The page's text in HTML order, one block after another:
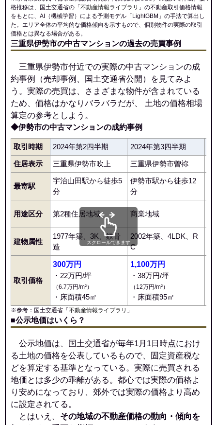
格推移は、国土交通省の「 不動産情報ライブラリ 」の不動産取引価格情報
をもとに、AI（機械学習）による予測モデル「LightGBM」の手法で算出し
た。エリア全体の平均的な価格傾向を示すもので、個別物件の実際の取引
価格とは異なる場合がある。
三重県伊勢市の中古マンションの過去の売買事例
三重県伊勢市付近での実際の中古マンションの成
約事例（売却事例、国土交通省公開）を見てみよ
う。実際の売買は、さまざまな物件が含まれている
ため、価格はかなりバラバラだが、 土地の価格相場
算定の参考としよう。
◆伊勢市の中古マンションの成約事例
取引時期 2024年第2四半期 2024年第3四半期
住居表示 三重県伊勢市吹上 三重県伊勢市曽祢
最寄駅
宇治山田駅から徒歩5
分
伊勢市駅から徒歩12
分
用途区分 第2種住居地域 商業地域
建物属性
1977年築、3K、鉄骨
造
2002年築、4LDK、R
C
取引価格
300万円
・22万円/坪
（6.7万円/m²）
・床面積45㎡
1,100万円
・38万円/坪
（12万円/m²）
・床面積95㎡
スクロールできます
※参考：国土交通省「 不動産情報ライブラリ 」
■公示地価はいくら？
公示地価は、国土交通省が毎年1月1日時点におけ
る土地の価格を公表しているもので、固定資産税な
どを算定する基準となっている。実際に売買される
地価とは多少の乖離がある。都心では実際の価格よ
り安めになっており、郊外では実際の価格より高め
に設定されてる。
とはいえ、 その地域の不動産価格の動向・傾向を
岩渕 吹上 船江
伊勢市駅 宇治山田駅